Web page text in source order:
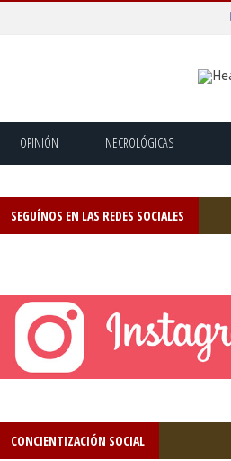
OPINIÓN NECROLÓGICAS
SEGUÍNOS EN LAS REDES SOCIALES
CONCIENTIZACIÓN SOCIAL